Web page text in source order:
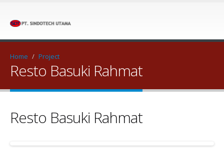
Home / Project
Resto Basuki Rahmat
Resto Basuki Rahmat